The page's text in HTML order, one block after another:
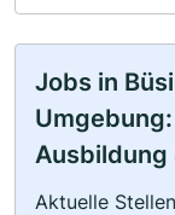
Jobs in
Ausbildung
Aktuelle